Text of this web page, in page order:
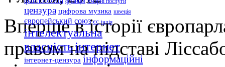
цензура цифрова музика швеція
європейський союз єс індія
інтелектуальна
власністьінтернет
інтернет-цензура інформаційні
Вперше в історії
правом на підставі